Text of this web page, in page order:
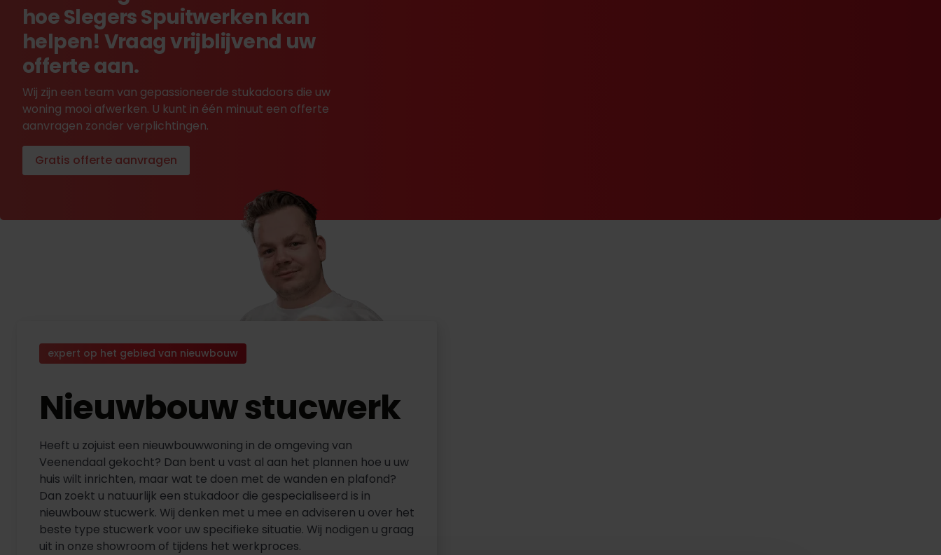
hoe Slegers Spuitwerken kan
helpen! Vraag vrijblijvend uw
offerte aan.
Wij zijn een team van gepassioneerde stukadoors die uw
woning mooi afwerken. U kunt in één minuut een offerte
aanvragen zonder verplichtingen.
Gratis offerte aanvragen
expert op het gebied van nieuwbouw
Nieuwbouw stucwerk
Heeft u zojuist een nieuwbouwwoning in de omgeving van
Veenendaal gekocht? Dan bent u vast al aan het plannen hoe u uw
huis wilt inrichten, maar wat te doen met de wanden en plafond?
Dan zoekt u natuurlijk een stukadoor die gespecialiseerd is in
nieuwbouw stucwerk. Wij denken met u mee en adviseren u over het
beste type stucwerk voor uw specifieke situatie. Wij nodigen u graag
uit in onze showroom of tijdens het werkproces.